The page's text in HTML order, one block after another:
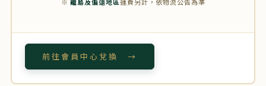
前往會員中心兌換 →